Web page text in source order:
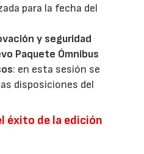
para la fecha del
y seguridad
Paquete Ómnibus
: en esta sesión se
disposiciones del
éxito de la edición